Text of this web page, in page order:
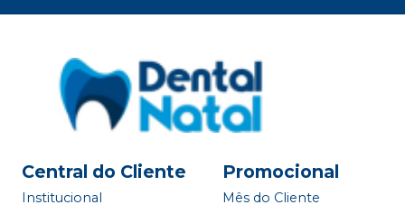
Central do Cliente
Institucional
Promocional
Mês do Cliente